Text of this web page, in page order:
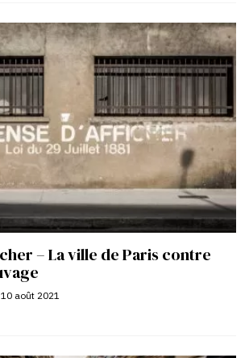
– La ville de Paris contre
10 août 2021